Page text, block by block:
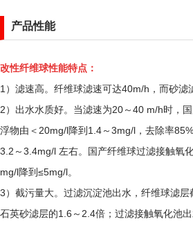
产品性能
改性纤维球性能特点：
1）滤速高。纤维球滤速可达40m/h，而砂滤
2）出水水质好。当滤速为20～40 m/h时，
浮物由＜20mg/l降到1.4～3mg/l，去除率
3.2～3.4mg/l 左右。国产纤维球过滤接触氧
mg/l降到≤5mg/l。
3）截污量大。过滤沉淀池出水，纤维球滤
石英砂滤层的1.6～2.4倍；过滤接触氧化池